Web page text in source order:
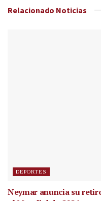
Relacionado Noticias
DEPORTES
Neymar anuncia su